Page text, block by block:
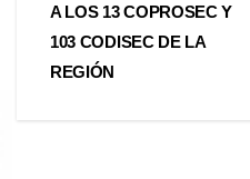
A LOS 13 COPROSEC Y
103 CODISEC DE LA
REGIÓN